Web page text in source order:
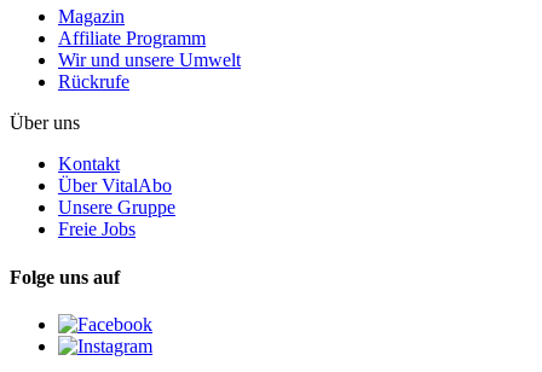
Magazin
Affiliate Programm
Wir und unsere Umwelt
Rückrufe
Über uns
Kontakt
Über VitalAbo
Unsere Gruppe
Freie Jobs
Folge uns auf